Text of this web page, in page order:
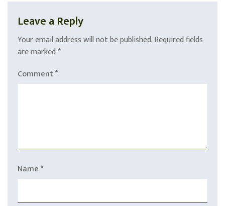
Leave a Reply
Your email address will not be published.Required fields
are marked *
Comment*
Name*